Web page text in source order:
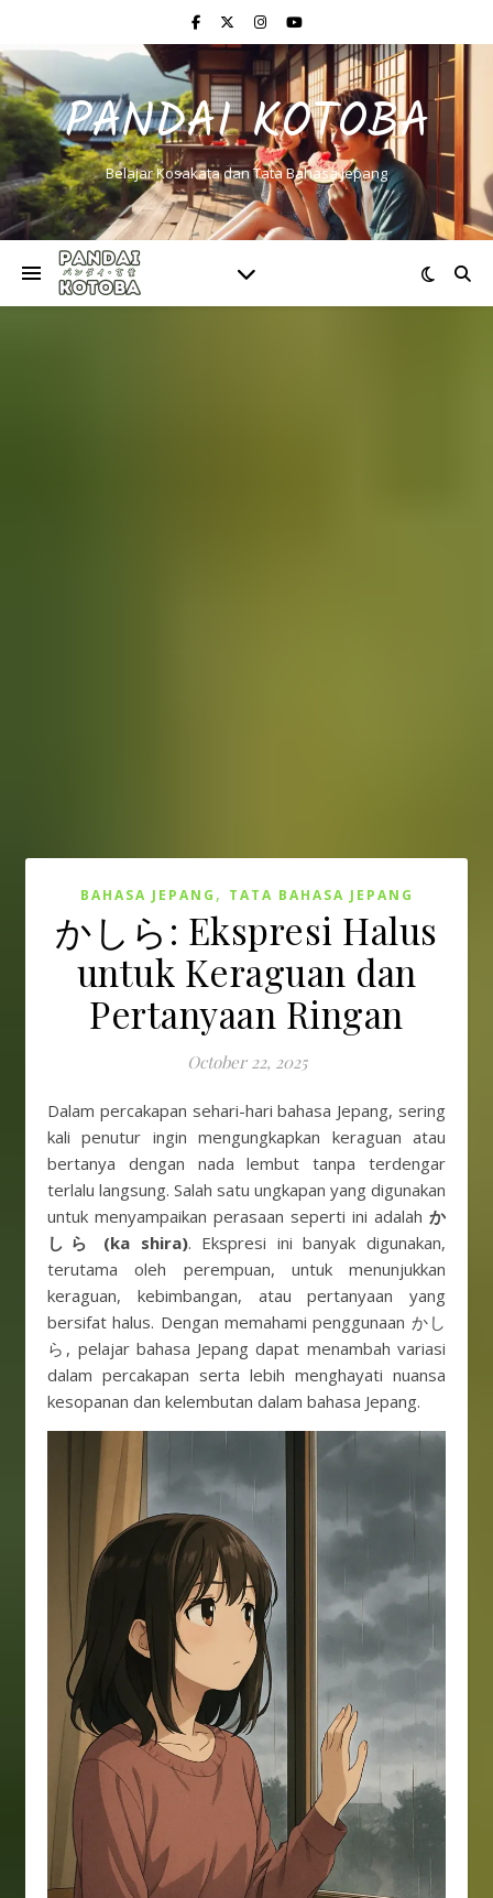
PANDAI KOTOBA
Belajar Kosakata dan Tata Bahasa Jepang
BAHASA JEPANG , TATA BAHASA JEPANG
かしら: Ekspresi Halus
untuk Keraguan dan
Pertanyaan Ringan
October 22, 2025
Dalam percakapan sehari-hari bahasa Jepang, sering
kali penutur ingin mengungkapkan keraguan atau
bertanya dengan nada lembut tanpa terdengar
terlalu langsung. Salah satu ungkapan yang digunakan
untuk menyampaikan perasaan seperti ini adalah か
しら (ka shira). Ekspresi ini banyak digunakan,
terutama oleh perempuan, untuk menunjukkan
keraguan, kebimbangan, atau pertanyaan yang
bersifat halus. Dengan memahami penggunaan かし
ら, pelajar bahasa Jepang dapat menambah variasi
dalam percakapan serta lebih menghayati nuansa
kesopanan dan kelembutan dalam bahasa Jepang.